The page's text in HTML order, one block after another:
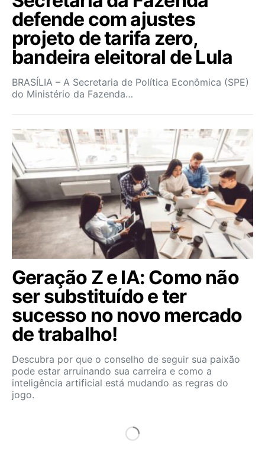
defende com ajustes
projeto de tarifa zero,
bandeira eleitoral de Lula
BRASÍLIA – A Secretaria de Política Econômica (SPE)
do Ministério da Fazenda…
Geração Z e IA: Como não
ser substituído e ter
sucesso no novo mercado
de trabalho!
Descubra por que o conselho de seguir sua paixão
pode estar arruinando sua carreira e como a
inteligência artificial está mudando as regras do
jogo.